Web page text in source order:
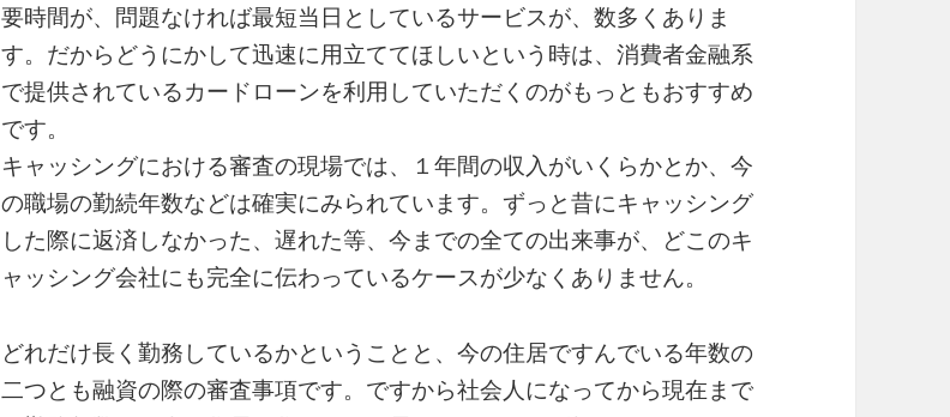
要時間が、問題なければ最短当日としているサービスが、数多くありま
す。だからどうにかして迅速に用立ててほしいという時は、消費者金融系
で提供されているカードローンを利用していただくのがもっともおすすめ
です。
キャッシングにおける審査の現場では、１年間の収入がいくらかとか、今
の職場の勤続年数などは確実にみられています。ずっと昔にキャッシング
した際に返済しなかった、遅れた等、今までの全ての出来事が、どこのキ
ャッシング会社にも完全に伝わっているケースが少なくありません。
どれだけ長く勤務しているかということと、今の住居ですんでいる年数の
二つとも融資の際の審査事項です。ですから社会人になってから現在まで